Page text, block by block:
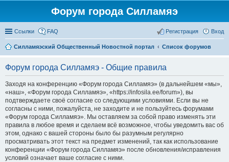
Форум города Силламяэ
Ссылки FAQ Вход
Регистрация
Силламяэский Общественный Новостной портал Список форумов
Форум города Силламяэ - Общие правила
Заходя на конференцию «Форум города Силламяэ» (в дальнейшем «мы»,
«наш», «Форум города Силламяэ», «https://infosila.ee/forum»), вы
подтверждаете своё согласие со следующими условиями. Если вы не
согласны с ними, пожалуйста, не заходите и не пользуйтесь форумами
«Форум города Силламяэ». Мы оставляем за собой право изменять эти
правила в любое время и сделаем всё возможное, чтобы уведомить вас об
этом, однако с вашей стороны было бы разумным регулярно
просматривать этот текст на предмет изменений, так как использование
конференции «Форум города Силламяэ» после обновления/исправления
условий означает ваше согласие с ними.